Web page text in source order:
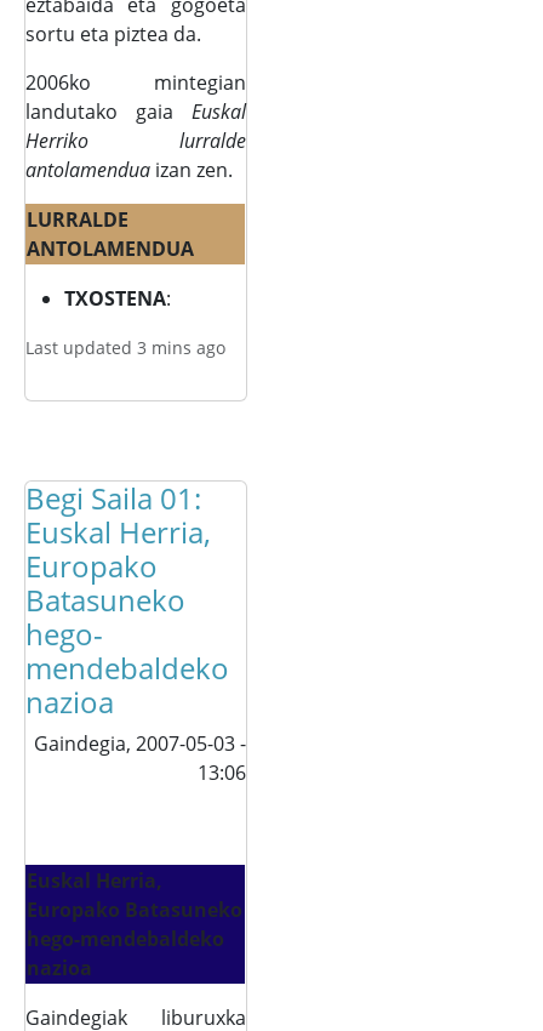
sortu eta piztea da.
2006ko mintegian
landutako gaia Euskal
Herriko lurralde
antolamendua izan zen.
LURRALDE
ANTOLAMENDUA
TXOSTENA:
Last updated 3 mins ago
Begi Saila 01:
Euskal Herria,
Europako
Batasuneko
hego-
mendebaldeko
nazioa
Gaindegia, 2007-05-03 -
13:06
Euskal Herria,
Europako Batasuneko
hego-mendebaldeko
nazioa
Gaindegiak liburuxka